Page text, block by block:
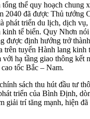
tổng thể quy hoạch chung
2040 đã được Thủ tướng
phát triển du lịch, dịch
kinh tế biển. Quy Nhơn
được định hướng trở
trên tuyến Hành lang
với hạ tầng giao thông kết
tốc Bắc – Nam.
sách thu hút đầu tư
triển của Bình Định,
giải trí tăng mạnh, hiện